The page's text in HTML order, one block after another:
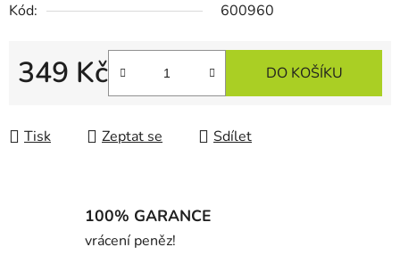
Kód:
600960
349 Kč DO KOŠÍKU
Tisk Zeptat se Sdílet
100% GARANCE
vrácení peněz!